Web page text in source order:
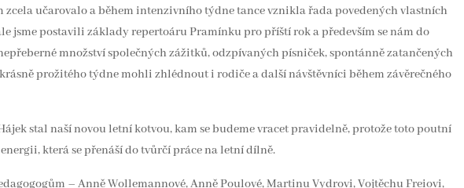
zcela učarovalo a během intenzivního týdne tance vznikla řada povedených vlastních
jsme postavili základy repertoáru Pramínku pro příští rok a především se nám do
množství společných zážitků, odzpívaných písniček, spontánně zatančených
prožitého týdne mohli zhlédnout i rodiče a další návštěvníci během závěrečného
stal naší novou letní kotvou, kam se budeme vracet pravidelně, protože toto poutní
která se přenáší do tvůrčí práce na letní dílně.
– Anně Wollemannové, Anně Poulové, Martinu Vydrovi, Vojtěchu Freiovi,